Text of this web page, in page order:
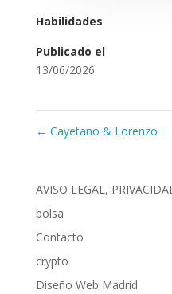
Habilidades
Publicado el
13/06/2026
← Cayetano & Lorenzo
AVISO LEGAL,
bolsa
Contacto
crypto
Diseño Web Madrid